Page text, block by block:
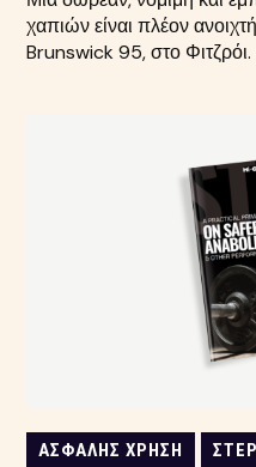
χαπιών είναι πλέον
Brunswick 95, στο Φιτζρόι.
ΑΣΦΑΛΉΣ ΧΡΉΣΗ